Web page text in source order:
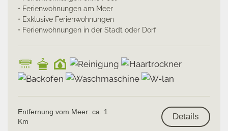
• Ferienwohnungen am Meer
• Exklusive Ferienwohnungen
• Ferienwohnungen in der Stadt oder Dorf
Entfernung vom Meer: ca. 1
Km
Details